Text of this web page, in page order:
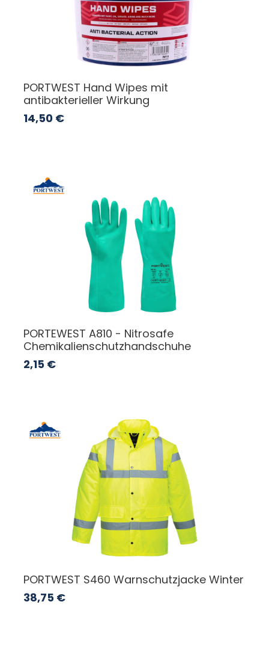
PORTWEST Hand Wipes mit
antibakterieller Wirkung
14,50 €
PORTEWEST A810 - Nitrosafe
Chemikalienschutzhandschuhe
2,15 €
PORTWEST S460 Warnschutzjacke Winter
38,75 €